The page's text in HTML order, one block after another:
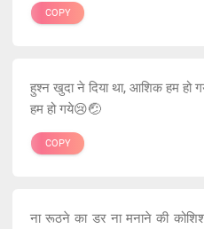
COPY
हुश्न खुदा ने दिया था, आशिक हम हो
हम हो गये😢🤕
COPY
ना रूठने का डर ना मनाने की